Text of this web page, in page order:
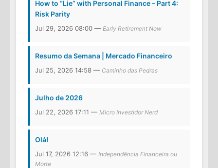
How to “Lie” with Personal Finance – Part 4:
Risk Parity
Jul 29, 2026 08:00 — Early Retirement Now
Resumo da Semana | Mercado Financeiro
Jul 25, 2026 14:58 — Caminho das Pedras
Julho de 2026
Jul 22, 2026 17:11 — Micro Investidor Nerd
Olá!
Jul 17, 2026 12:16 — Independência Financeira ou
Morte